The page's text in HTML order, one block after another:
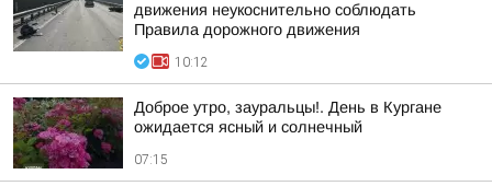
движения неукоснительно соблюдать
Правила дорожного движения
10:12
Доброе утро, зауральцы!. День в Кургане
ожидается ясный и солнечный
07:15